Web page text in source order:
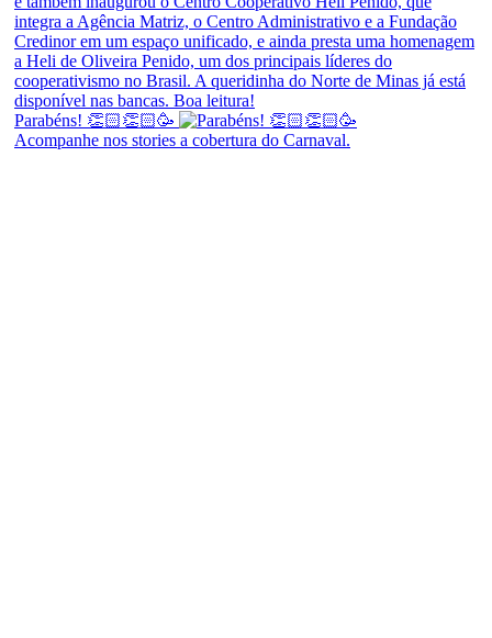
Parabéns! 👏🏻👏🏻🥳
Acompanhe nos stories a cobertura do Carnaval.